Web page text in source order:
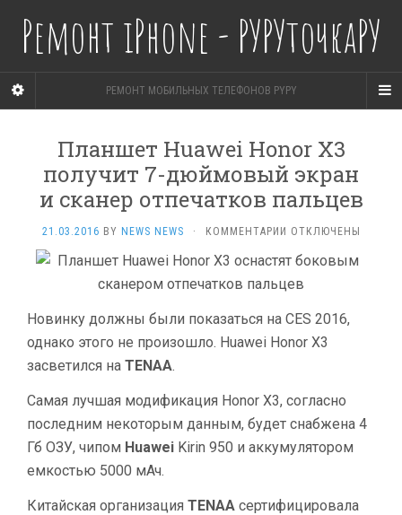
Ремонт iPhone - РУРУточкаРУ
РЕМОНТ МОБИЛЬНЫХ ТЕЛЕФОНОВ PYPY
Планшет Huawei Honor X3
получит 7-дюймовый экран
и сканер отпечатков пальцев
21.03.2016 BY NEWS NEWS · КОММЕНТАРИИ К
ПЛАНШЕТ
HUAWEI
X3
7-
И СКАНЕР
ОТПЕЧАТКОВ
ОТКЛЮЧЕНЫ
Новинку должны были показаться на CES 2016,
однако этого не произошло. Huawei Honor X3
засветился на TENAA.
Самая лучшая модификация Honor X3, согласно
последним некоторым данным, будет снабжена 4
Гб ОЗУ, чипом Huawei Kirin 950 и аккумулятором
емкостью 5000 мАч.
Китайская организация TENAA сертифицировала